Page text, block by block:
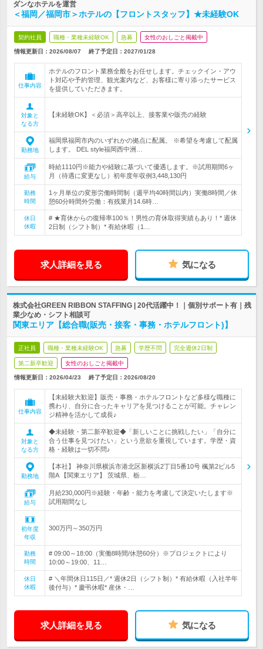
ダンなホテルを運営
＜福岡／福岡市＞ホテルの【フロントスタッフ】★未経験OK
契約社員 職種・業種未経験OK 急募 女性のおしごと掲載中
情報更新日：2026/08/07 終了予定日： 2027/01/28
仕事内容
ホテルのフロント業務全般をお任せします。チェックイン・アウ
ト対応や予約管理、観光案内など、お客様に寄り添ったサービス
を提供していただきます。
対象と
なる方
【未経験OK】＜必須＞高卒以上、接客業や販売の経験
勤務地
福岡県福岡市内のいずれかの拠点に配属。 ※希望を考慮して配属
します。 DEL style福岡西中洲…
給与
時給1110円※能力や経験に基づいて優遇します。※試用期間6ヶ
月（待遇に変更なし）初年度年収例3,448,130円
勤務
時間
1ヶ月単位の変形労働時間制（週平均40時間以内）実働8時間／休
憩60分時間外労働：有残業月14.6時…
休日
休暇
# ★育休からの復帰率100％！男性の育休取得実績もあり！* 週休
2日制（シフト制）* 有給休暇（1…
求人詳細を見る 気になる
株式会社GREEN RIBBON STAFFING | 20代活躍中！｜個別サポート有｜残
業少なめ・シフト相談可
関東エリア【総合職(販売・接客・事務・ホテルフロント)】
正社員 職種・業種未経験OK 急募 学歴不問 完全週休2日制
第二新卒歓迎 女性のおしごと掲載中
情報更新日：2026/04/23 終了予定日： 2026/08/20
仕事内容
【未経験大歓迎】販売・事務・ホテルフロントなど多様な職種に
携わり、自分に合ったキャリアを見つけることが可能。チャレン
ジ精神を活かして成長♪
対象と
なる方
◆未経験・第二新卒歓迎◆「新しいことに挑戦したい」「自分に
合う仕事を見つけたい」という意欲を重視しています。学歴・資
格・経験は一切不問♪
勤務地
【本社】 神奈川県横浜市港北区新横浜2丁目5番10号 楓第2ビル5
階A 【関東エリア】 茨城県、栃…
給与
月給230,000円※経験・年齢・能力を考慮して決定いたします※
試用期間なし
初年度
年収
300万円～350万円
勤務
時間
# 09:00～18:00（実働8時間/休憩60分）※プロジェクトにより
10:00～19:00、11…
休日
休暇
# ＼年間休日115日／* 週休2日（シフト制）* 有給休暇（入社半年
後付与）* 慶弔休暇* 産休・…
求人詳細を見る 気になる